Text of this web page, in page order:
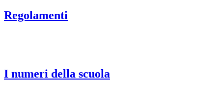
Regolamenti
I numeri della scuola